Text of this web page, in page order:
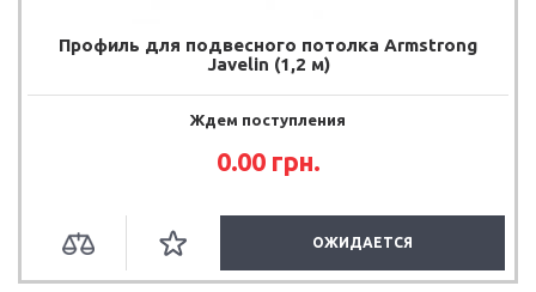
Профиль для подвесного потолка Armstrong
Javelin (1,2 м)
Ждем поступления
0.00 грн.
ОЖИДАЕТСЯ